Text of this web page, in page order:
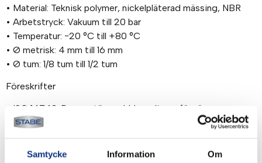
Samtycke Information Om
• Material: Teknisk polymer, nickelpläterad mässing, NBR
• Arbetstryck: Vakuum till 20 bar
• Temperatur: −20 °C till +80 °C
• Ø metrisk: 4 mm till 16 mm
• Ø tum: 1/8 tum till 1/2 tum
Föreskrifter
• ISO 14743: Pneumatik, snabbkopplingar för rör av
termoplast
• DI: 97/23/EG (PED)
• DI: 2002/95/EG (RoHS), 2011/65/EU